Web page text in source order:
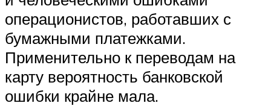
операционистов, работавших с
бумажными платежками.
Применительно к переводам на
карту вероятность банковской
ошибки крайне мала.